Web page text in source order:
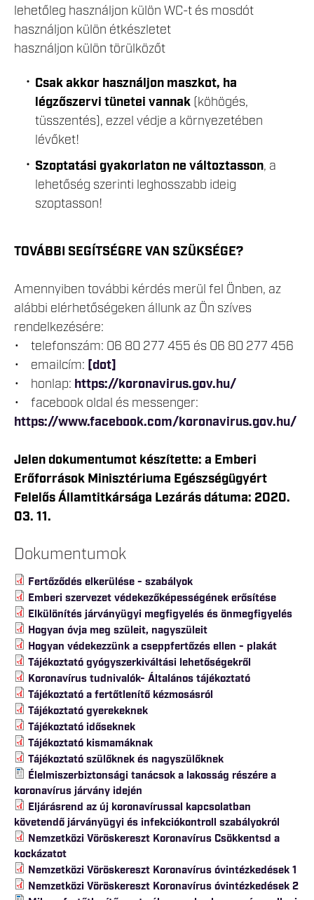
lehetőleg használjon külön WC-t és mosdót
használjon külön étkészletet
használjon külön törülközőt
Csak akkor használjon maszkot, ha
légzőszervi tünetei vannak(köhögés,
tüsszentés), ezzel védje a környezetében
lévőket!
Szoptatási gyakorlaton ne változtasson, a
lehetőség szerinti leghosszabb ideig
szoptasson!
TOVÁBBI SEGÍTSÉGRE VAN SZÜKSÉGE?
Amennyiben további kérdés merül fel Önben, az
alábbi elérhetőségeken állunk az Ön szíves
rendelkezésére:
• telefonszám: 06 80 277 455 és 06 80 277 456
• emailcím: [dot]
• honlap: https://koronavirus.gov.hu/
• facebook oldal és messenger:
https://www.facebook.com/koronavirus.gov.hu/
Jelen dokumentumot készítette: a Emberi
Erőforrások Minisztériuma Egészségügyért
Felelős Államtitkársága Lezárás dátuma: 2020.
03. 11.
Dokumentumok
Fertőződés elkerülése - szabályok
Emberi szervezet védekezőképességének erősítése
Elkülönítés járványügyi megfigyelés és önmegfigyelés
Hogyan óvja meg szüleit, nagyszüleit
Hogyan védekezzünk a cseppfertőzés ellen - plakát
Tájékoztató gyógyszerkiváltási lehetőségekről
Koronavírus tudnivalók- Általános tájékoztató
Tájékoztató a fertőtlenítő kézmosásról
Tájékoztató gyerekeknek
Tájékoztató időseknek
Tájékoztató kismamáknak
Tájékoztató szülőknek és nagyszülőknek
Élelmiszerbiztonsági tanácsok a lakosság részére a
koronavírus járvány idején
Eljárásrend az új koronavírussal kapcsolatban
követendő járványügyi és infekciókontroll szabályokról
Nemzetközi Vöröskereszt Koronavírus Csökkentsd a
kockázatot
Nemzetközi Vöröskereszt Koronavírus óvintézkedések 1
Nemzetközi Vöröskereszt Koronavírus óvintézkedések 2